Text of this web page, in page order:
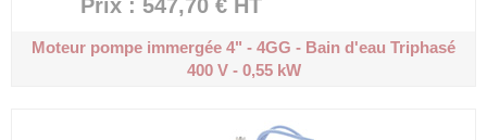
Prix : 547,70 € HT
Moteur pompe immergée 4" - 4GG - Bain d'eau Triphasé
400 V - 0,55 kW